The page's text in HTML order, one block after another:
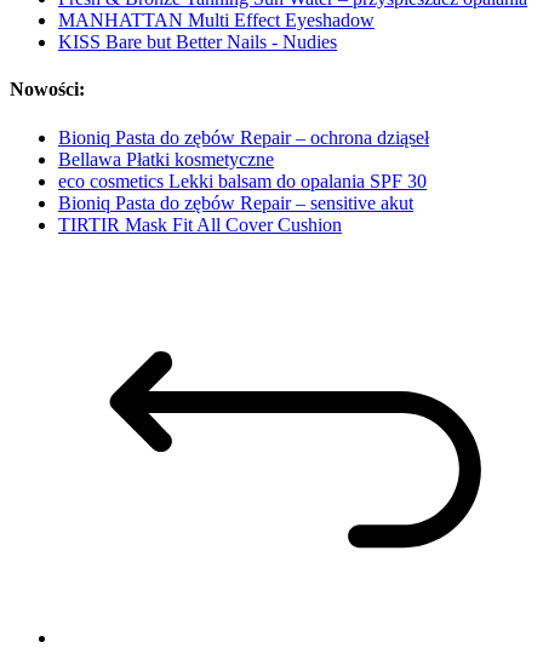
MANHATTAN Multi Effect Eyeshadow
KISS Bare but Better Nails - Nudies
Nowości:
Bioniq Pasta do zębów Repair – ochrona dziąseł
Bellawa Płatki kosmetyczne
eco cosmetics Lekki balsam do opalania SPF 30
Bioniq Pasta do zębów Repair – sensitive akut
TIRTIR Mask Fit All Cover Cushion